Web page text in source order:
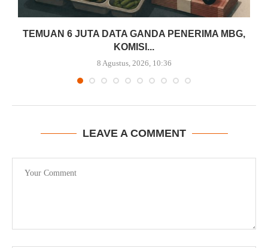
TEMUAN 6 JUTA DATA GANDA PENERIMA MBG,
KOMISI...
8 Agustus, 2026, 10:36
LEAVE A COMMENT